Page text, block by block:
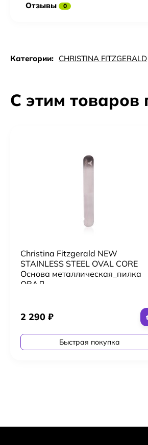
Отзывы 0
Категории: CHRISTINA FITZGERALD
С этим товаров
Christina Fitzgerald NEW
STAINLESS STEEL OVAL CORE
Основа металлическая_пилка
ОВАЛ
2 290 ₽
Быстрая покупка